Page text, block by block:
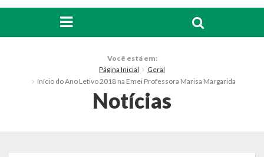
Histórico
Você está em:
Página Inicial
Geral
Início do Ano Letivo 2018 na Emei Professora Marisa Margarida
Notícias